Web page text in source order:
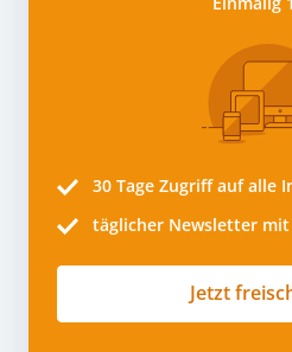
30 Tage Zugriff auf alle
täglicher Newsletter
Jetzt